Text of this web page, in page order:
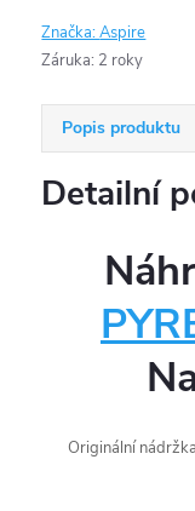
Značka:Aspire
Záruka: 2 roky
Popis produktu
Detailní
Originální